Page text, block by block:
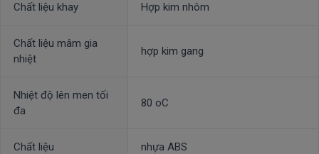
Chất liệu khay Hợp kim nhôm
Chất liệu mâm gia
nhiệt
hợp kim gang
Nhiệt độ lên men tối
đa
80 oC
Chất liệu nhựa ABS